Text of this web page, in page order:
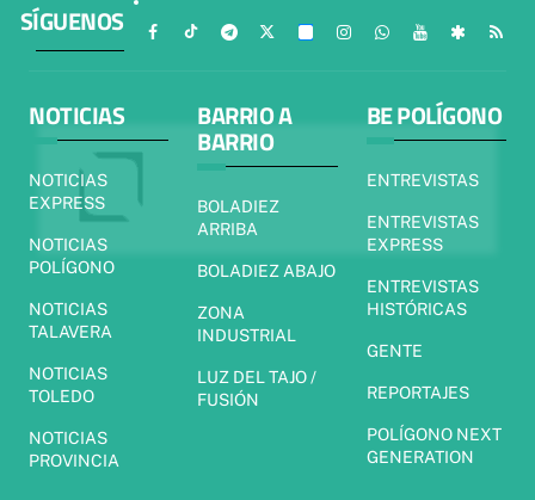
SÍGUENOS
NOTICIAS
NOTICIAS
EXPRESS
NOTICIAS
POLÍGONO
NOTICIAS
TALAVERA
NOTICIAS
TOLEDO
NOTICIAS
PROVINCIA
BARRIO A
BARRIO
BOLADIEZ
ARRIBA
BOLADIEZ ABAJO
ZONA
INDUSTRIAL
LUZ DEL TAJO /
FUSIÓN
BE POLÍGONO
ENTREVISTAS
ENTREVISTAS
EXPRESS
ENTREVISTAS
HISTÓRICAS
GENTE
REPORTAJES
POLÍGONO NEXT
GENERATION